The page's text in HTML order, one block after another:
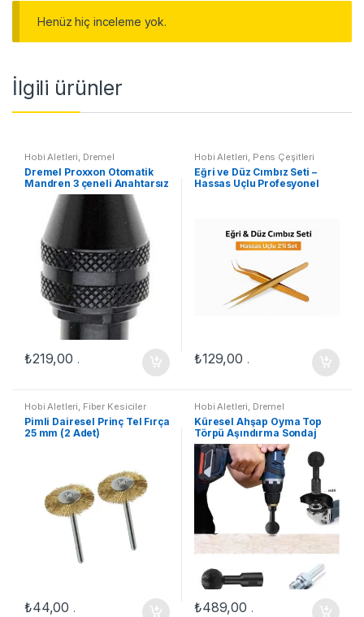
Henüz hiç inceleme yok.
İlgili ürünler
Hobi Aletleri, Dremel
Dremel Proxxon Otomatik
Mandren 3 çeneli Anahtarsız
Mandrel Chuck Micromat
Çelik Pens Seti 8mm
₺219,00 .
Hobi Aletleri, Pens Çeşitleri
Eğri ve Düz Cımbız Seti –
Hassas Uçlu Profesyonel
₺129,00 .
Hobi Aletleri, Fiber Kesiciler
Pimli Dairesel Prinç Tel Fırça
25 mm (2 Adet)
₺44,00 .
Hobi Aletleri, Dremel
Küresel Ahşap Oyma Top
Törpü Aşındırma Sondaj
Topu Avuç Taşlama Ve
Matkap İçin Ağaç İşleme
Aleti
₺489,00 .